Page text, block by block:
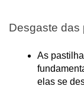
Desgaste das
As
elas se